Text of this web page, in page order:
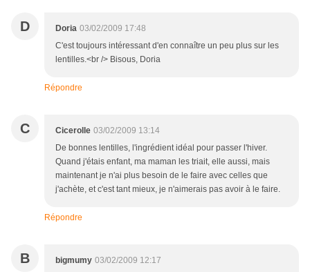
D Doria 03/02/2009 17:48
C'est toujours intéressant d'en connaître un peu plus sur les
lentilles.<br /> Bisous, Doria
Répondre
C Cicerolle 03/02/2009 13:14
De bonnes lentilles, l'ingrédient idéal pour passer l'hiver.
Quand j'étais enfant, ma maman les triait, elle aussi, mais
maintenant je n'ai plus besoin de le faire avec celles que
j'achète, et c'est tant mieux, je n'aimerais pas avoir à le faire.
Répondre
B bigmumy 03/02/2009 12:17